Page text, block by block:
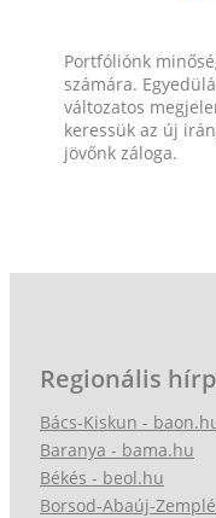
Portfóliónk
számára.
változatos
keressük az új
jövőnk záloga.
Regionális
Bács-Kiskun -
Baranya - bama.hu
Békés - beol.hu
Borsod-Abaúj-